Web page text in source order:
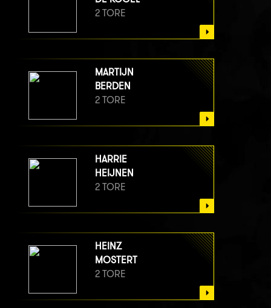
2 TORE
MARTIJN
BERDEN
2 TORE
HARRIE
HEIJNEN
2 TORE
HEINZ
MOSTERT
2 TORE